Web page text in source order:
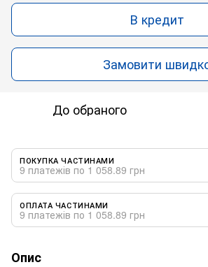
В кредит
Замовити
До обраного
ПОКУПКА ЧАСТИНАМИ
9 платежів по 1 058.89 грн
ОПЛАТА ЧАСТИНАМИ
9 платежів по 1 058.89 грн
Опис